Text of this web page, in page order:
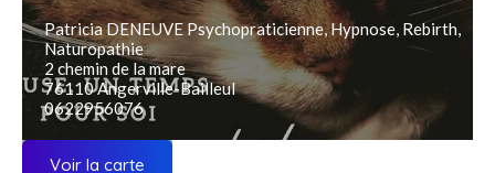
Patricia DENEUVE Psychopraticienne, Hypnose, Rebirth,
Naturopathie
2 chemin de la mare
76110 Angerville-Bailleul
0622956076
Voir la carte